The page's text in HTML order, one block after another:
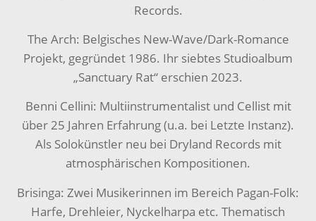
Records.
The Arch: Belgisches New-Wave/Dark-Romance
Projekt, gegründet 1986. Ihr siebtes Studioalbum
„Sanctuary Rat“ erschien 2023.
Benni Cellini: Multiinstrumentalist und Cellist mit
über 25 Jahren Erfahrung (u.a. bei Letzte Instanz).
Als Solokünstler neu bei Dryland Records mit
atmosphärischen Kompositionen.
Brisinga: Zwei Musikerinnen im Bereich Pagan-Folk:
Harfe, Drehleier, Nyckelharpa etc. Thematisch